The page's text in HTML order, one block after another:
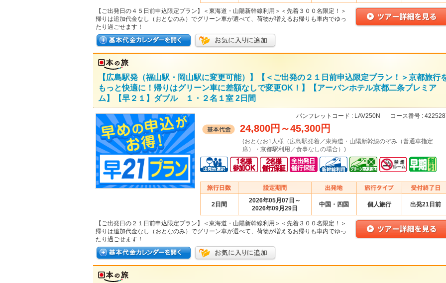
【ご出発日の４５日前申込限定プラン】＜東海道・山陽新幹線利用＞＜先着３００名限定！＞
帰りは追加代金なし（おとなのみ）でグリーン車が選べて、荷物が増えるお帰りも車内でゆっ
たり過ごせます！
【広島駅発（福山駅・岡山駅に変更可能）】【＜ご出発の２１日前申込限定プラン！＞京都旅行
もっと快適に！帰りはグリーン車に差額なしで変更OK！】【アーバンホテル京都二条プレミア
ム】【早２１】ダブル １・２名１室 2日間
パンフレットコード : LAV250N コース番号 :
24,800円 ～45,300円
(おとなお1人様（広島駅発着／東海道・山陽新幹線のぞみ（普通車指定
席）・京都駅利用／食事なしの場合）)
2日間
2026年05月07日～
2026年09月29日
中国・四国 個人旅行 出発21日前
【ご出発日の２１日前申込限定プラン】＜東海道・山陽新幹線利用＞＜先着３００名限定！＞
帰りは追加代金なし（おとなのみ）でグリーン車が選べて、荷物が増えるお帰りも車内でゆっ
たり過ごせます！